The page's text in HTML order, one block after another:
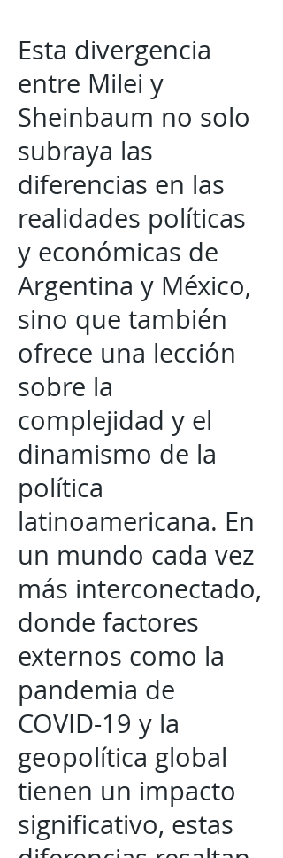
Esta divergencia
entre Milei y
Sheinbaum no solo
subraya las
diferencias en las
realidades políticas
y económicas de
Argentina y México,
sino que también
ofrece una lección
sobre la
complejidad y el
dinamismo de la
política
latinoamericana. En
un mundo cada vez
más interconectado,
donde factores
externos como la
pandemia de
COVID-19 y la
geopolítica global
tienen un impacto
significativo, estas